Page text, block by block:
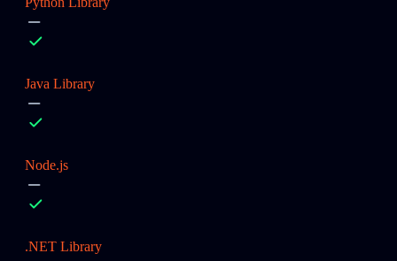
Java Library
Node.js
.NET Library